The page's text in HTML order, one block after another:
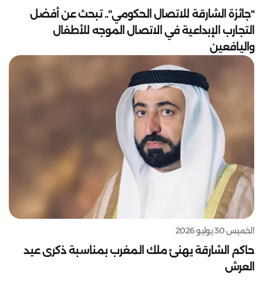
"جائزة الشارقة للاتصال الحكومي".. تبحث عن أفضل
التجارب الإبداعية في الاتصال الموجه للأطفال
واليافعين
الخميس 30 يوليو 2026
حاكم الشارقة يهنئ ملك المغرب بمناسبة ذكرى عيد
العرش